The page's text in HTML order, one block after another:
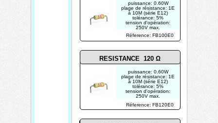
Réference: FB100E0
Réference: FB120E0
RESISTANCE 120 Ω
puissance: 0.60W
plage de résistance: 1E
à 10M (série E12)
tolérance: 5%
tension d'opération:
250V max.
photo non contractuelle
puissance: 0.60W
plage de résistance: 1E
à 10M (série E12)
tolérance: 5%
tension d'opération:
250V max.